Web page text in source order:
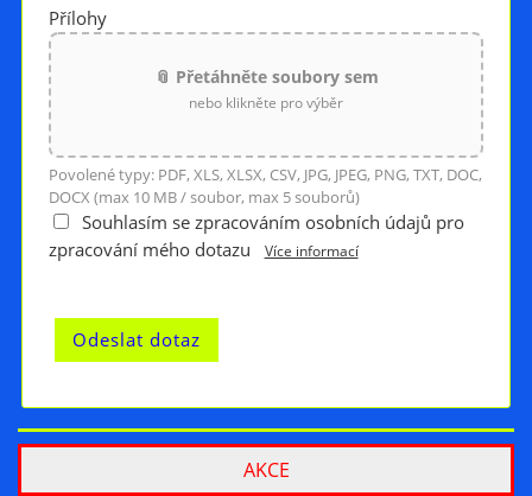
Přílohy
📎 Přetáhněte soubory sem
nebo klikněte pro výběr
Povolené typy: PDF, XLS, XLSX, CSV, JPG, JPEG, PNG, TXT, DOC,
DOCX (max 10 MB / soubor, max 5 souborů)
Souhlasím se zpracováním osobních údajů pro
zpracování mého dotazu
Více informací
AKCE